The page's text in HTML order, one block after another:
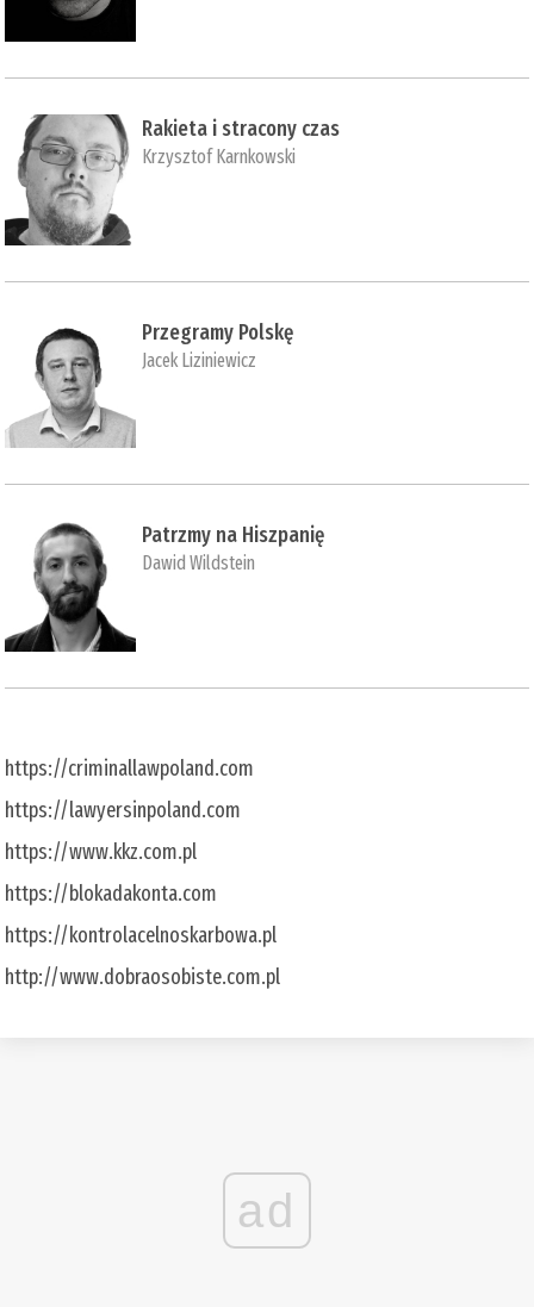
Rakieta i stracony czas
Krzysztof Karnkowski
Przegramy Polskę
Jacek Liziniewicz
Patrzmy na Hiszpanię
Dawid Wildstein
https://criminallawpoland.com
https://lawyersinpoland.com
https://www.kkz.com.pl
https://blokadakonta.com
https://kontrolacelnoskarbowa.pl
http://www.dobraosobiste.com.pl
ad